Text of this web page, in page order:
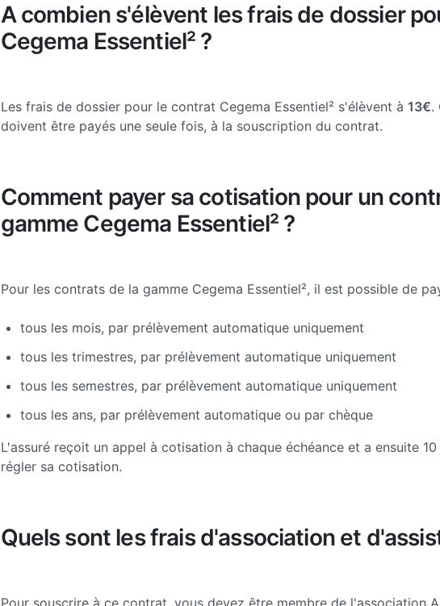
A combien s'élèvent les frais de dossier
Cegema Essentiel² ?
Les frais de dossier pour le contrat Cegema Essentiel² s'élèvent à 13€.
doivent être payés une seule fois, à la souscription du contrat.
Comment payer sa cotisation pour un
gamme Cegema Essentiel² ?
Pour les contrats de la gamme Cegema Essentiel², il est possible de
tous les mois, par prélèvement automatique uniquement
tous les trimestres, par prélèvement automatique uniquement
tous les semestres, par prélèvement automatique uniquement
tous les ans, par prélèvement automatique ou par chèque
L'assuré reçoit un appel à cotisation à chaque échéance et a ensuite
régler sa cotisation.
Quels sont les frais d'association et
Pour souscrire à ce contrat, vous devez être membre de l'association